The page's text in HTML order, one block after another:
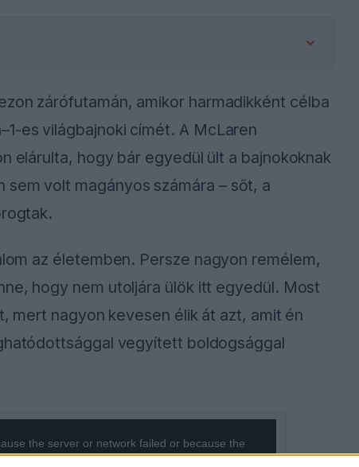
zárófutamán, amikor harmadikként célba
es világbajnoki címét. A McLaren
elárulta, hogy bár egyedül ült a bajnokoknak
volt magányos számára – sőt, a
az életemben. Persze nagyon remélem,
hogy nem utoljára ülök itt egyedül. Most
mert nagyon kevesen élik át azt, amit én
vegyített boldogsággal
the server or network failed or because the
supported.